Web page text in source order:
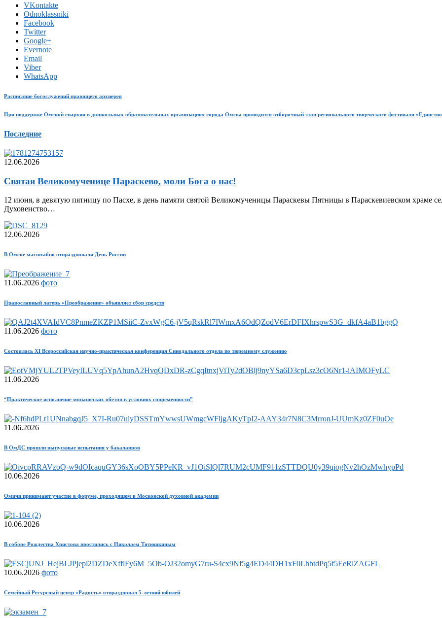
VKontakte
Odnoklassniki
Facebook
Twitter
Google+
Evernote
Email
Viber
WhatsApp
Расписание богослужений правящего архиерея
При поддержке Омской епархии в дошкольных образовательных организациях города Омска проводится отборочный этап регионального творческого фестиваля
Последние
12.06.2026
Святая Великомученице Параскево, моли Бога о нас!
12 июня, в девятую пятницу по Пасхе, в день памяти святой Великомученицы Параскевы Пятницы в Параскевиевском храме
Духовенство…
12.06.2026
В Омске масштабно отпраздновали День России
11.06.2026 фото
Православный лагерь «Преображение» объявляет сбор средств
11.06.2026 фото
Состоялась XI Всероссийская научно-практическая конференция Синодального отдела по тюремному служению
11.06.2026
“Практическое исполнение монашеских обетов в условиях современности”
11.06.2026
В ОмДС прошли выпускные испытания у бакалавров
10.06.2026
Омичи принимают участие в форуме, проходящем в Московской духовной академии
10.06.2026
В соборе Рождества Христова простились с Николаем Тятюшкиным
10.06.2026 фото
Семейный Ресурсный центр «Радость» отпраздновал 5-летний юбилей